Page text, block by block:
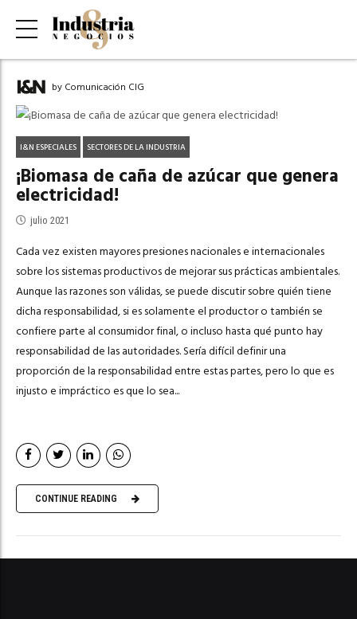
by Comunicación CIG
I&N ESPECIALES SECTORES DE LA INDUSTRIA
¡Biomasa de caña de azúcar que genera
electricidad!
julio 2021
Cada vez existen mayores presiones nacionales e internacionales
sobre los sistemas productivos de mejorar sus prácticas ambientales.
Aunque las razones son válidas, se puede discutir sobre quién tiene
dicha responsabilidad, si es solamente el productor o también se
confiere parte al consumidor final, o incluso hasta qué punto hay
responsabilidad de las autoridades. Sería difícil definir una
proporción de la responsabilidad entre estas partes, pero lo que es
injusto e impráctico es que lo sea...
CONTINUE READING